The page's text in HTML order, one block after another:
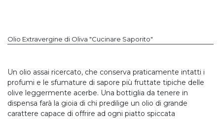
Olio Extravergine di Oliva "Cucinare Saporito"
Un olio assai ricercato, che conserva praticamente intatti i
profumi e le sfumature di sapore più fruttate tipiche delle
olive leggermente acerbe. Una bottiglia da tenere in
dispensa farà la gioia di chi predilige un olio di grande
carattere capace di offrire ad ogni piatto spiccata